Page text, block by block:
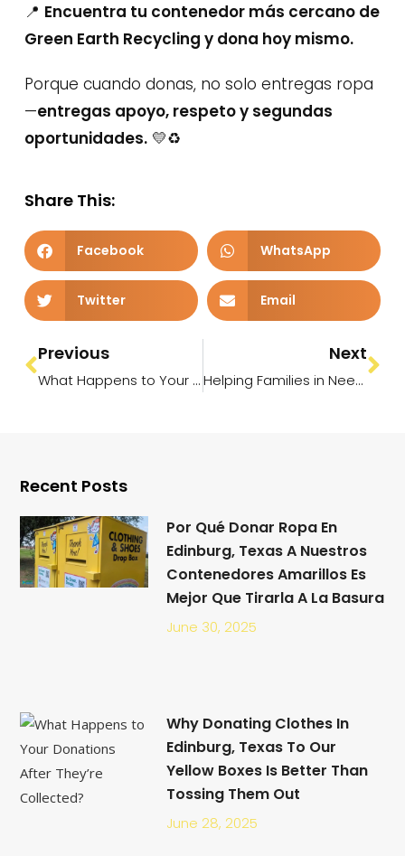
📍 Encuentra tu contenedor más cercano de
Green Earth Recycling y dona hoy mismo.
Porque cuando donas, no solo entregas ropa
—entregas apoyo, respeto y segundas
oportunidades.💛♻️
Share This:
Facebook WhatsApp
Twitter Email
Previous
What Happens to Your Donations After They’re Collected?
Next
Helping Families in Need This Summer: Donate Your Gently Used Clothes Across the RGV
Recent Posts
Por Qué Donar Ropa En
Edinburg, Texas A Nuestros
Contenedores Amarillos Es
Mejor Que Tirarla A La Basura
June 30, 2025
Why Donating Clothes In
Edinburg, Texas To Our
Yellow Boxes Is Better Than
Tossing Them Out
June 28, 2025